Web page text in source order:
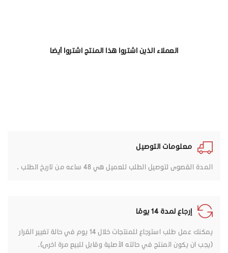
العملاء الذين اشتروا هذا المنتج اشتروا أيضا
معلومات التوصيل
المدة القصوى لتوصيل الطلب للعميل هي 48 ساعه من تاريخ الطلب .
إرجاع لمدة 14 يومًا
يمكنك عمل طلب استرجاع للمنتجات خلال 14 يوم في حالة تغيير القرار
(يجب ان يكون المنتج في حالته الأصلية وقابل للبيع مرة اخرى).